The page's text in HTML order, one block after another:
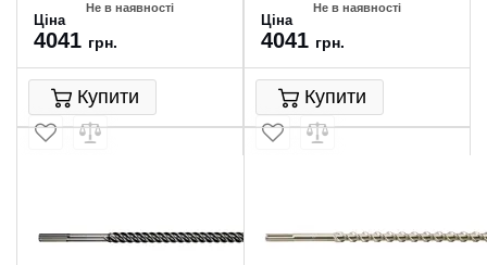
Не в наявності
Ціна
4041 грн.
Купити
Не в наявності
Ціна
4041 грн.
Купити